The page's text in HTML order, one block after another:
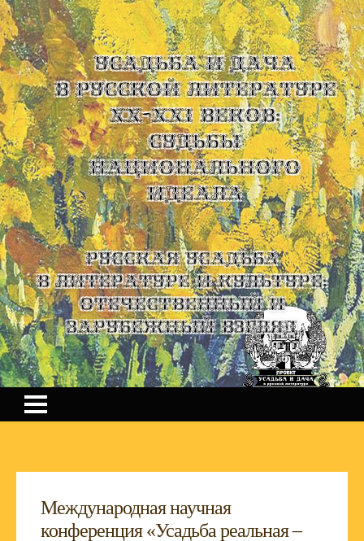
УСАДЬБА И ДАЧА
В РУССКОЙ ЛИТЕРАТУРЕ
XX-XXI ВЕКОВ:
СУДЬБЫ
НАЦИОНАЛЬНОГО
ИДЕАЛА
Русская усадьба
в литературе и культуре:
отечественный и
зарубежный взгляд
Международная научная
конференция «Усадьба реальная –